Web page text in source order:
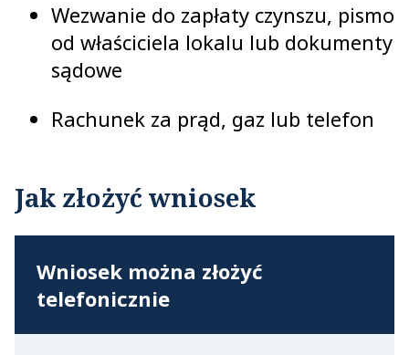
Wezwanie do zapłaty czynszu, pismo
od właściciela lokalu lub dokumenty
sądowe
Rachunek za prąd, gaz lub telefon
Jak złożyć wniosek
Wniosek można złożyć
telefonicznie